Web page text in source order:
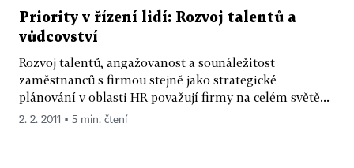
Priority v řízení lidí: Rozvoj talentů a
vůdcovství
Rozvoj talentů, angažovanost a sounáležitost
zaměstnanců s firmou stejně jako strategické
plánování v oblasti HR považují firmy na celém světě...
2. 2. 2011 ▪ 5 min. čtení